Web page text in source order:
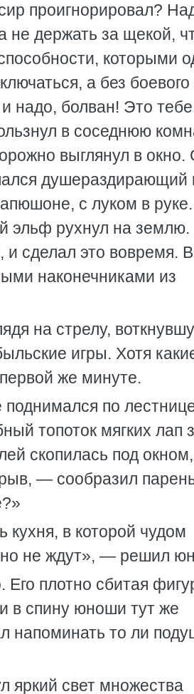
проигнорировал?
не держать за щекой,
которыми
а без боевого
надо, болван! Это тебе
в соседнюю
выглянул в окно.
душераздирающий
с луком в руке.
эльф рухнул на землю.
сделал это вовремя.
наконечниками из
на стрелу,
игры. Хотя
же минуте.
поднимался по
топоток мягких лап
скопилась под
— сообразил
кухня, в которой чудом
не ждут», — решил
плотно сбитая
в спину юноши тут же
напоминать то ли
яркий свет множества